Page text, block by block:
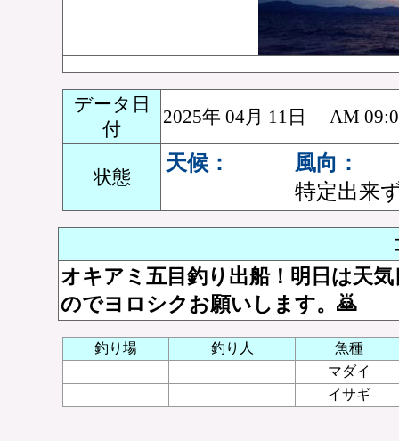
データ日
付
2025年 04月 11日 AM
状態
天候：
風向：
特定出来
オキアミ五目釣り出船！明日は天
のでヨロシクお願いします。🙇
釣り場 釣り人
魚種
マダイ
イサギ